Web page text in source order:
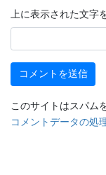
上に表示された文字
このサイトはスパム
コメントデータの処